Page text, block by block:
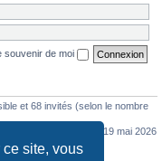
site, vous
souvenir de moi
et 68 invités (selon le nombre
le mar. 19 mai 2026